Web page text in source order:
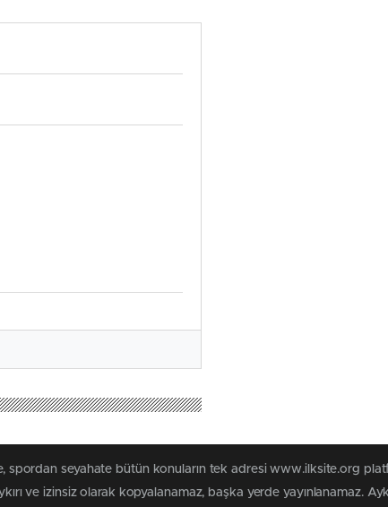
spordan seyahate bütün konuların tek adresi www.ilksite.org
ve izinsiz olarak kopyalanamaz, başka yerde yayınlanamaz.